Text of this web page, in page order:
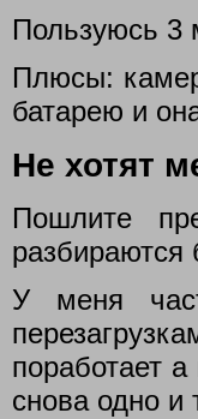
Пользуюсь 3
Плюсы:
батарею и
Не хотят
Пошлите
разбираются
У меня
поработает
снова одно и